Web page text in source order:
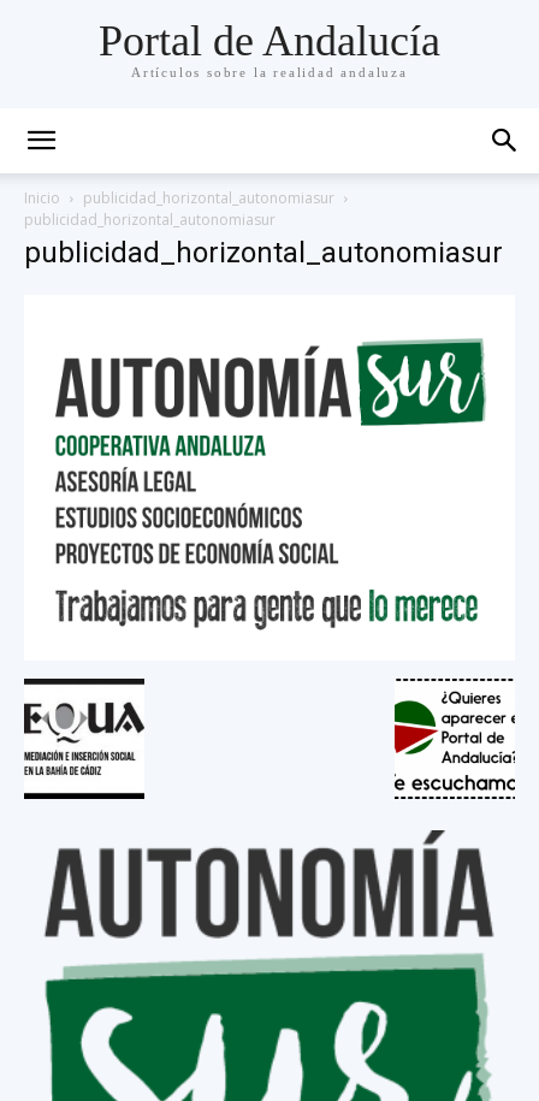
Portal de Andalucía
Artículos sobre la realidad andaluza
Inicio
publicidad_horizontal_autonomiasur
publicidad_horizontal_autonomiasur
publicidad_horizontal_autonomiasur